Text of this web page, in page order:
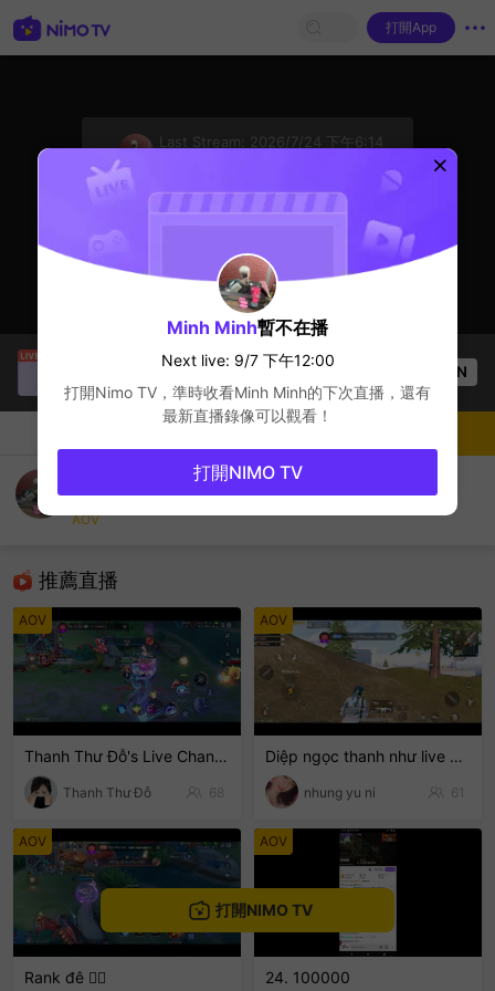
打開App
Last Stream:
2026/7/24 下午6:14
Next live: 9/7 下午12:00
Lê Thanh Trân正在直播！
OPEN
Vua lỳ đòn Minhmôngmịn
Minh Minh
AOV
推薦直播
AOV
Thanh Thư Đỗ's Live Channel
Thanh Thư Đỗ 68
AOV
Diệp ngọc thanh như live 💓💓💓🍭
nhung yu ni 61
AOV
Rank đê 🙂‍↕️
AOV
24. 100000
打開NIMO TV
Minh Minh暫不在播
Next live: 9/7 下午12:00
打開Nimo TV，準時收看Minh Minh的下次直播，還有
最新直播錄像可以觀看！
打開NIMO TV